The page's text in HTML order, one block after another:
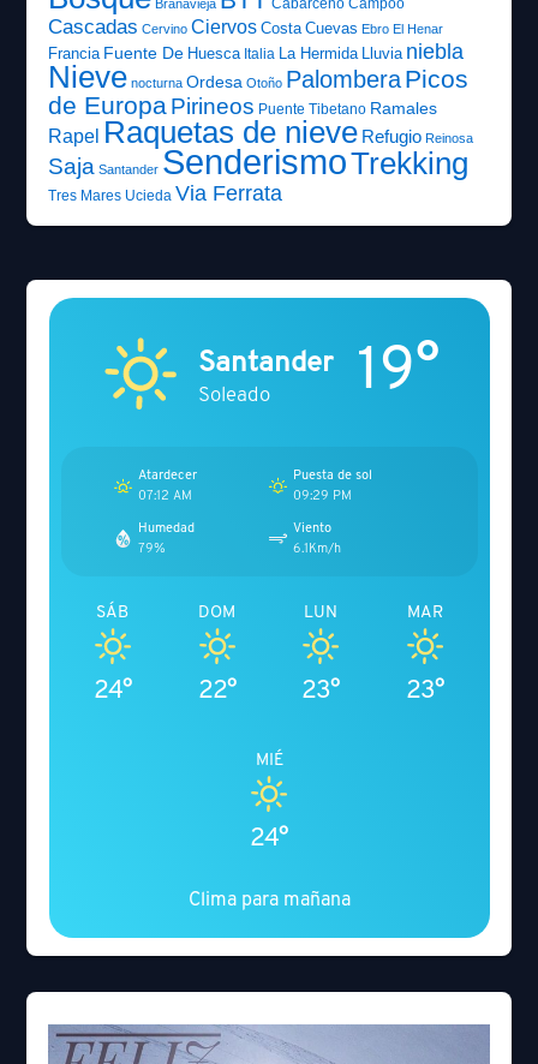
Brañavieja Cabarceno Campoo
Cascadas Cervino Ciervos Costa Cuevas Ebro El Henar
Francia Fuente De Huesca Italia La Hermida Lluvia niebla
Nieve nocturna Ordesa Otoño PalomberaPicos
de EuropaPirineos Puente Tibetano Ramales
Rapel Raquetas de nieve Refugio Reinosa
Saja Santander SenderismoTrekking
Tres Mares Ucieda Via Ferrata
Santander
Soleado 19°
Atardecer
07:12 AM
Puesta de sol
09:29 PM
Humedad
79%
Viento
6.1Km/h
SÁB
24°
DOM
22°
LUN
23°
MAR
23°
MIÉ
24°
Clima para mañana